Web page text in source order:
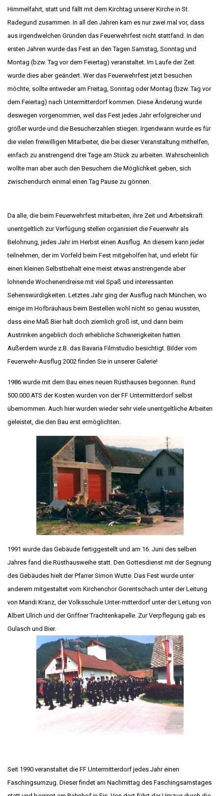
Himmelfahrt, statt und fällt mit dem Kirchtag unserer Kirche in St.
Radegund zusammen. In all den Jahren kam es nur zwei mal vor, dass
aus irgendwelchen Gründen das Feuerwehrfest nicht stattfand. In den
ersten Jahren wurde das Fest an den Tagen Samstag, Sonntag und
Montag (bzw. Tag vor dem Feiertag) veranstaltet. Im Laufe der Zeit
wurde dies aber geändert. Wer das Feuerwehrfest jetzt besuchen
möchte, sollte entweder am Freitag, Sonntag oder Montag (bzw. Tag vor
dem Feiertag) nach Untermitterdorf kommen. Diese Änderung wurde
deswegen vorgenommen, weil das Fest jedes Jahr erfolgreicher und
größer wurde und die Besucherzahlen stiegen. Irgendwann wurde es für
die vielen freiwilligen Mitarbeiter, die bei dieser Veranstaltung mithelfen,
einfach zu anstrengend drei Tage am Stück zu arbeiten. Wahrscheinlich
wollte man aber auch den Besuchern die Möglichkeit geben, sich
zwischendurch einmal einen Tag Pause zu gönnen.
Da alle, die beim Feuerwehrfest mitarbeiten, ihre Zeit und Arbeitskraft
unentgeltlich zur Verfügung stellen organisiert die Feuerwehr als
Belohnung, jedes Jahr im Herbst einen Ausflug. An diesem kann jeder
teilnehmen, der im Vorfeld beim Fest mitgeholfen hat, und erlebt für
einen kleinen Selbstbehalt eine meist etwas anstrengende aber
lohnende Wochenendreise mit viel Spaß und interessanten
Sehenswürdigkeiten. Letztes Jahr ging der Ausflug nach München, wo
einige im Hofbräuhaus beim Bestellen wohl nicht so genau wussten,
dass eine Maß Bier halt doch ziemlich groß ist, und dann beim
Austrinken angeblich doch erhebliche Schwierigkeiten hatten.
Außerdem wurde z.B. das Bavaria Filmstudio besichtigt. Bilder vom
Feuerwehr-Ausflug 2002 finden Sie in unserer Galerie!
1986 wurde mit dem Bau eines neuen Rüsthauses begonnen. Rund
500.000 ATS der Kosten wurden von der FF Untermitterdorf selbst
übernommen. Auch hier wurden wieder sehr viele unentgeltliche Arbeiten
geleistet, die den Bau erst ermöglichten.
1991 wurde das Gebäude fertiggestellt und am 16. Juni des selben
Jahres fand die Rüsthausweihe statt. Den Gottesdienst mit der Segnung
des Gebäudes hielt der Pfarrer Simon Wutte. Das Fest wurde unter
anderem mitgestaltet vom Kirchenchor Gorentschach unter der Leitung
von Maridi Kranz, der Volksschule Unter-mitterdorf unter der Leitung von
Albert Ulrich und der Griffner Trachtenkapelle. Zur Verpflegung gab es
Gulasch und Bier.
Seit 1990 veranstaltet die FF Untermitterdorf jedes Jahr einen
Faschingsumzug. Dieser findet am Nachmittag des Faschingsamstages